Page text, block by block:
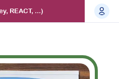
REACT, ...)